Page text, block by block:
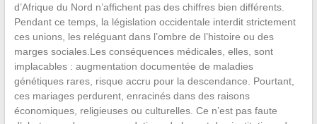
d’Afrique du Nord n’affichent pas des chiffres bien différents.
Pendant ce temps, la législation occidentale interdit strictement
ces unions, les reléguant dans l’ombre de l’histoire ou des
marges sociales.Les conséquences médicales, elles, sont
implacables : augmentation documentée de maladies
génétiques rares, risque accru pour la descendance. Pourtant,
ces mariages perdurent, enracinés dans des raisons
économiques, religieuses ou culturelles. Ce n’est pas faute